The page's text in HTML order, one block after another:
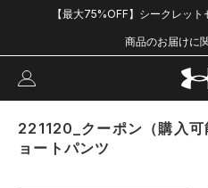
【最大75%OFF】シークレッ
商品のお届けに
221120_クーポン（購入
ョートパンツ